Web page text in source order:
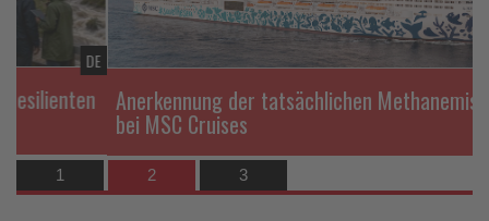
Anerkennung der tatsächlichen Methanemissionen
bei MSC Cruises
1 2 3